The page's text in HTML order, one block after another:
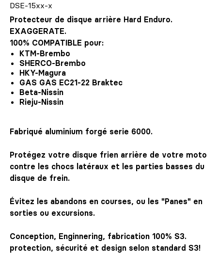
DSE-15xx-x
Protecteur de disque arrière Hard Enduro.
EXAGGERATE.
100% COMPATIBLE pour:
KTM-Brembo
SHERCO-Brembo
HKY-Magura
GAS GAS EC21-22 Braktec
Beta-Nissin
Rieju-Nissin
Fabriqué aluminium forgé serie 6000.
Protégez votre disque frien arrière de votre moto
contre les chocs latéraux et les parties basses du
disque de frein.
Évitez les abandons en courses, ou les "Panes" en
sorties ou excursions.
Conception, Enginnering, fabrication 100% S3.
protection, sécurité et design selon standard S3!